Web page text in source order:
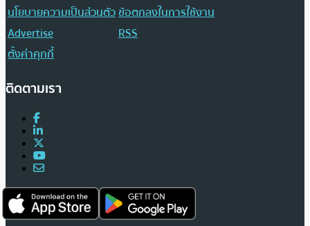
นโยบายความเป็นส่วนตัวข้อตกลงในการใช้งาน
Advertise
RSS
ตั้งค่าคุกกี้
ติดตามเรา